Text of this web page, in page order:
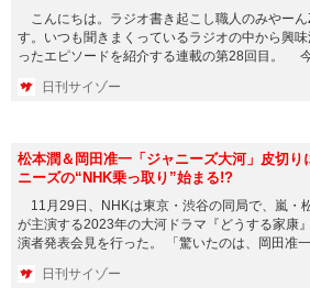
こんにちは。ラジオ書き起こし職人のみやーん
す。いつも聞きまくっているラジオの中から興味
ったエピソードを紹介する連載の第28回目。 今
日刊サイゾー
松本潤＆岡田准一「ジャニーズ大河」皮切り
ニーズの“NHK乗っ取り”始まる!?
11月29日、NHKは東京・渋谷の同局で、嵐・
が主演する2023年の大河ドラマ『どうする家康
演者発表会見を行った。 「驚いたのは、岡田准一
日刊サイゾー